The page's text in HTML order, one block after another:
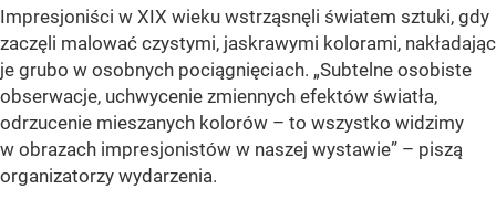
Impresjoniści w XIX wieku wstrząsnęli światem sztuki, gdy
zaczęli malować czystymi, jaskrawymi kolorami, nakładając
je grubo w osobnych pociągnięciach. „Subtelne osobiste
obserwacje, uchwycenie zmiennych efektów światła,
odrzucenie mieszanych kolorów – to wszystko widzimy
w obrazach impresjonistów w naszej wystawie” – piszą
organizatorzy wydarzenia.